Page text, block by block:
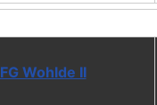
FG Wohlde II